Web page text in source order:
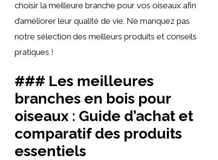
choisir la meilleure branche pour vos oiseaux afin
d’améliorer leur qualité de vie. Ne manquez pas
notre sélection des meilleurs produits et conseils
pratiques !
### Les meilleures
branches en bois pour
oiseaux : Guide d’achat et
comparatif des produits
essentiels